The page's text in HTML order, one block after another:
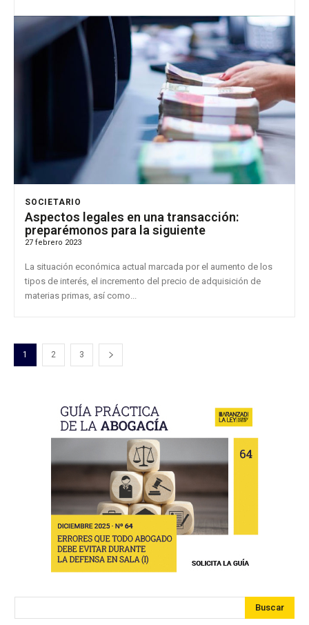
SOCIETARIO
Aspectos legales en una transacción:
preparémonos para la siguiente
27 febrero 2023
La situación económica actual marcada por el aumento de los
tipos de interés, el incremento del precio de adquisición de
materias primas, así como...
1 2 3
Buscar